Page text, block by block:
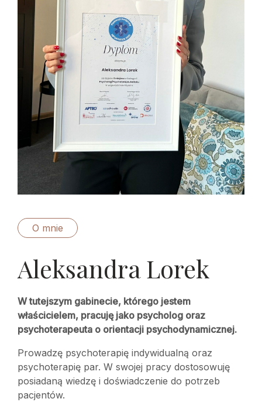
O mnie
Aleksandra Lorek
W tutejszym gabinecie, którego jestem
właścicielem, pracuję jako psycholog oraz
psychoterapeuta o orientacji psychodynamicznej.
Prowadzę psychoterapię indywidualną oraz
psychoterapię par. W swojej pracy dostosowuję
posiadaną wiedzę i doświadczenie do potrzeb
pacjentów.